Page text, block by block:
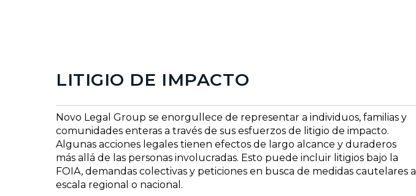
LITIGIO DE IMPACTO
Novo Legal Group se enorgullece de representar a individuos, familias y
comunidades enteras a través de sus esfuerzos de litigio de impacto.
Algunas acciones legales tienen efectos de largo alcance y duraderos
más allá de las personas involucradas. Esto puede incluir litigios bajo la
FOIA, demandas colectivas y peticiones en busca de medidas cautelares a
escala regional o nacional.